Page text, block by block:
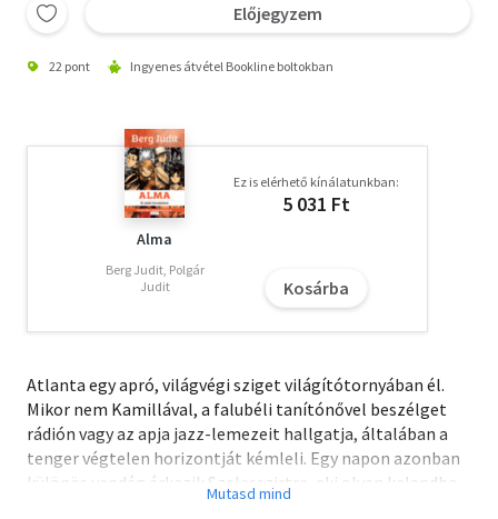
Előjegyzem
22 pont Ingyenes átvétel Bookline boltokban
Alma
Berg Judit, Polgár
Judit
Ez is elérhető kínálatunkban:
5 031 Ft
Kosárba
Atlanta egy apró, világvégi sziget világítótornyában él.
Mikor nem Kamillával, a falubéli tanítónővel beszélget
rádión vagy az apja jazz-lemezeit hallgatja, általában a
tenger végtelen horizontját kémleli. Egy napon azonban
különös vendég érkezik Szelesszirtre, aki olyan kalandba
keveri Atlantát, amit még a kislány híres tengerész ősei is